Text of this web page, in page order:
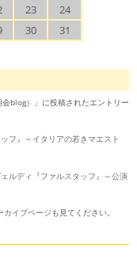
23
24
30 31
blog）」に投稿されたエントリー
フ』～イタリアの若きマエスト
ルディ『ファルスタッフ』～公演
カイブページ も見てください。